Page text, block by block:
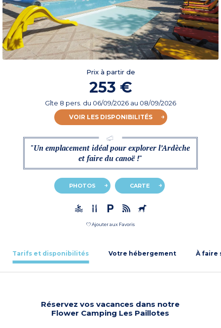
Prix à partir de
253 €
Gîte 8 pers. du 06/09/2026 au 08/09/2026
VOIR LES DISPONIBILITÉS
"Un emplacement idéal pour explorer l’Ardèche
et faire du canoë !"
PHOTOS CARTE
Ajouter aux Favoris
Tarifs et disponibilités Votre hébergement À faire
Réservez vos vacances dans notre
Flower Camping Les Paillotes